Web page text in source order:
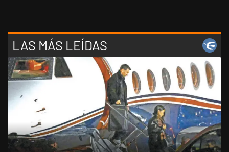
LAS MÁS LEÍDAS